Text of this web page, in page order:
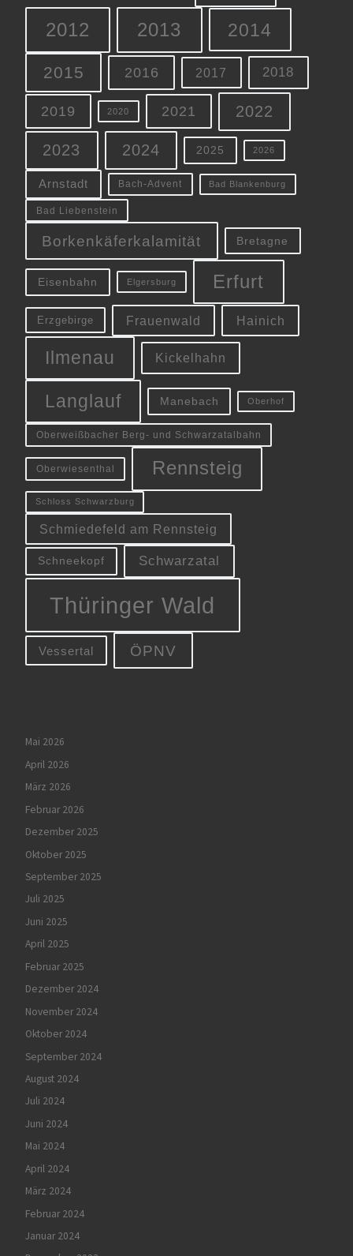
2012 2013 2014
2015 2016 2017 2018
2019 2020 2021 2022
2023 2024 2025 2026
Arnstadt Bach-Advent Bad Blankenburg
Bad Liebenstein
Borkenkäferkalamität Bretagne
Eisenbahn Elgersburg Erfurt
Erzgebirge Frauenwald Hainich
Ilmenau Kickelhahn
Langlauf Manebach Oberhof
Oberweißbacher Berg- und Schwarzatalbahn
Oberwiesenthal Rennsteig
Schloss Schwarzburg
Schmiedefeld am Rennsteig
Schneekopf Schwarzatal
Thüringer Wald
Vessertal ÖPNV
Mai 2026
April 2026
März 2026
Februar 2026
Dezember 2025
Oktober 2025
September 2025
Juli 2025
Juni 2025
April 2025
Februar 2025
Dezember 2024
November 2024
Oktober 2024
September 2024
August 2024
Juli 2024
Juni 2024
Mai 2024
April 2024
März 2024
Februar 2024
Januar 2024